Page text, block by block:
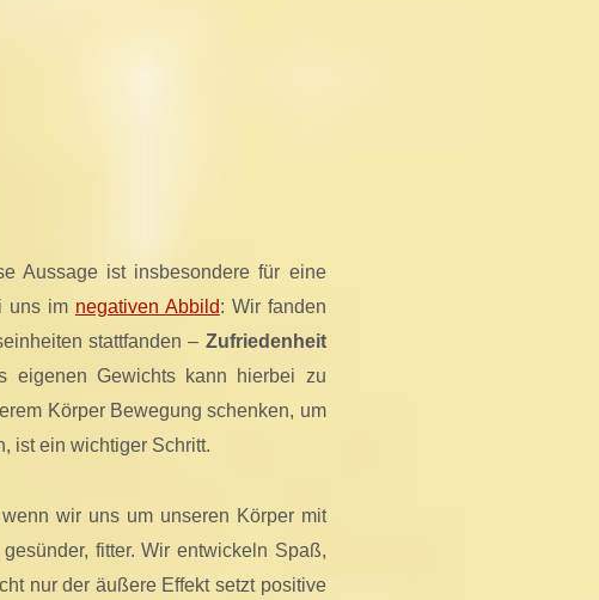
Aussage ist insbesondere für eine
uns im negativen Abbild: Wir fanden
stattfanden – Zufriedenheit
eigenen Gewichts kann hierbei zu
Körper Bewegung schenken, um
ist ein wichtiger Schritt.
wir uns um unseren Körper mit
fitter. Wir entwickeln Spaß,
nur der äußere Effekt setzt positive